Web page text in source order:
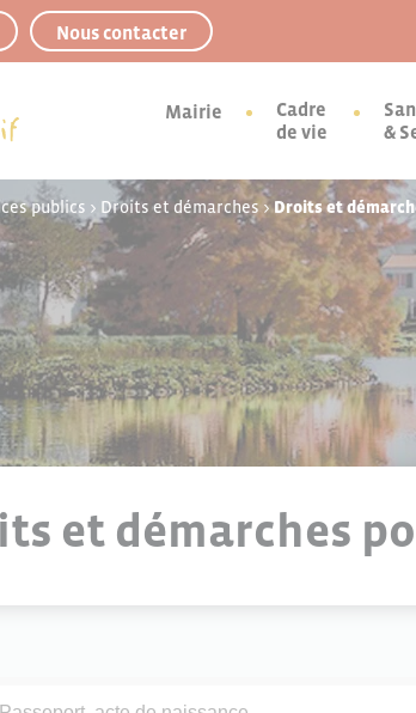
Nous contacter
Mairie
Cadre
de vie
&
publics > Droits et démarches >Droits et
et démarches